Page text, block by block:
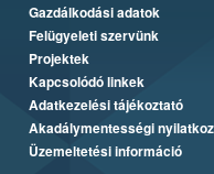
Gazdálkodási adatok
Felügyeleti szervünk
Projektek
Kapcsolódó linkek
Adatkezelési tájékoztató
Akadálymentességi
Üzemeltetési információ